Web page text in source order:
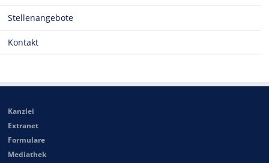
Stellenangebote
Kontakt
Kanzlei
Extranet
Formulare
Mediathek